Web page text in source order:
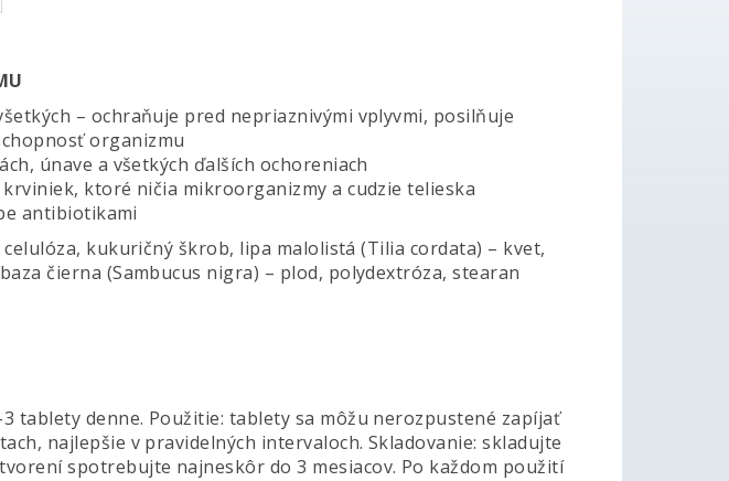
– ochraňuje pred nepriaznivými vplyvmi, posilňuje
organizmu
únave a všetkých ďalších ochoreniach
ktoré ničia mikroorganizmy a cudzie telieska
antibiotikami
kukuričný škrob, lipa malolistá (Tilia cordata) – kvet,
čierna (Sambucus nigra) – plod, polydextróza, stearan
tablety denne. Použitie: tablety sa môžu nerozpustené zapíjať
najlepšie v pravidelných intervaloch. Skladovanie: skladujte
spotrebujte najneskôr do 3 mesiacov. Po každom použití